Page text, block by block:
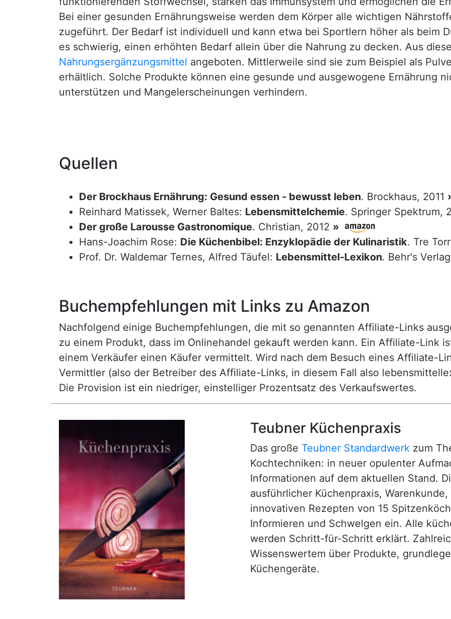
Bei einer gesunden Ernährungsweise werden dem Körper alle wichtigen
zugeführt. Der Bedarf ist individuell und kann etwa bei Sportlern höher als beim
es schwierig, einen erhöhten Bedarf allein über die Nahrung zu decken. Aus
Nahrungsergänzungsmittel angeboten. Mittlerweile sind sie zum Beispiel als
erhältlich. Solche Produkte können eine gesunde und ausgewogene Ernährung
unterstützen und Mangelerscheinungen verhindern.
Quellen
Der Brockhaus Ernährung: Gesund essen - bewusst leben. Brockhaus, 2011
Reinhard Matissek, Werner Baltes: Lebensmittelchemie. Springer Spektrum,
Der große Larousse Gastronomique. Christian, 2012 »
Hans-Joachim Rose: Die Küchenbibel: Enzyklopädie der Kulinaristik. Tre
Prof. Dr. Waldemar Ternes, Alfred Täufel: Lebensmittel-Lexikon. Behr's
Buchempfehlungen mit Links zu Amazon
Nachfolgend einige Buchempfehlungen, die mit so genannten Affiliate-Links
zu einem Produkt, dass im Onlinehandel gekauft werden kann. Ein Affiliate-Link
einem Verkäufer einen Käufer vermittelt. Wird nach dem Besuch eines Affiliate-
Vermittler (also der Betreiber des Affiliate-Links, in diesem Fall also
Die Provision ist ein niedriger, einstelliger Prozentsatz des Verkaufswertes.
Teubner Küchenpraxis
Das große Teubner Standardwerk zum
Kochtechniken: in neuer opulenter
Informationen auf dem aktuellen Stand.
ausführlicher Küchenpraxis,
innovativen Rezepten von 15
Informieren und Schwelgen ein. Alle
werden Schritt-für-Schritt erklärt.
Wissenswertem über Produkte,
Küchengeräte.